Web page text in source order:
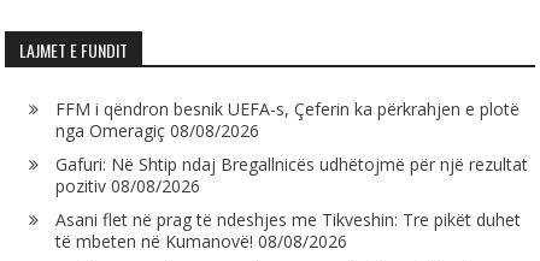
LAJMET E FUNDIT
FFM i qëndron besnik UEFA-s, Çeferin ka përkrahjen e plotë
nga Omeragiç 08/08/2026
Gafuri: Në Shtip ndaj Bregallnicës udhëtojmë për një rezultat
pozitiv 08/08/2026
Asani flet në prag të ndeshjes me Tikveshin: Tre pikët duhet
të mbeten në Kumanovë! 08/08/2026